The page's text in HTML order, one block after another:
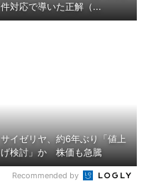
件対応で導いた正解（...
サイゼリヤ、約6年ぶり「値上
げ検討」か 株価も急騰
Recommended by